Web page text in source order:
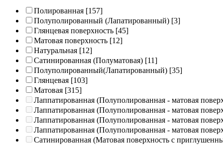
Полированная [157]
Полуполированный (Лапатированный) [3]
Глянцевая поверхность [45]
Матовая поверхность [12]
Натуральная [12]
Сатинированная (Полуматовая) [11]
Полуполированный(Лапатированный) [35]
Глянцевая [103]
Матовая [315]
Лаппатированная (Полуполированная - матовая
Лаппатированная (Полуполированная - матовая
Лаппатированная (Полуполированная - матовая
Лаппатированная (Полуполированная - матовая
Сатинированная (Матовая поверхность с